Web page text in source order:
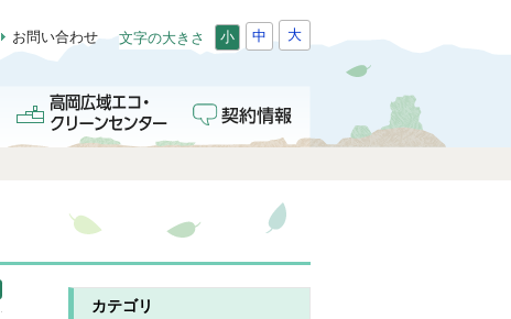
お問い合わせ 文字の大きさ 小 中 大
カテゴリ